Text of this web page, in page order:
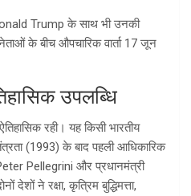
Trump के साथ भी उनकी
के बीच औपचारिक वार्ता 17 जून
उपलब्धि
रही। यह किसी भारतीय
(1993) के बाद पहली आधिकारिक
Peter Pellegrini और प्रधानमंत्री
देशों ने रक्षा, कृत्रिम बुद्धिमत्ता,